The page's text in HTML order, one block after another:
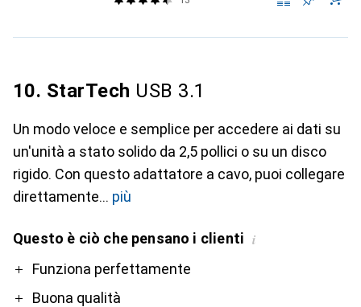
10. StarTech USB 3.1
Un modo veloce e semplice per accedere ai dati su
un'unità a stato solido da 2,5 pollici o su un disco
rigido. Con questo adattatore a cavo, puoi collegare
direttamente
più
Questo è ciò che pensano i clienti i
ProFunziona perfettamente
Buona qualità
Contro